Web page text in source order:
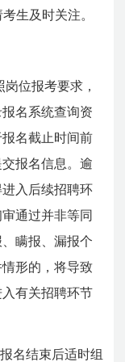
生及时关注。
位报考要求，
名系统查询资
名截止时间前
报名信息。逾
入后续招聘环
通过并非等同
瞒报、漏报个
形的，将导致
有关招聘环节
名结束后适时组